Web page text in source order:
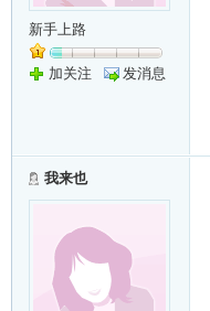
新手上路
加关注 发消息
我来也